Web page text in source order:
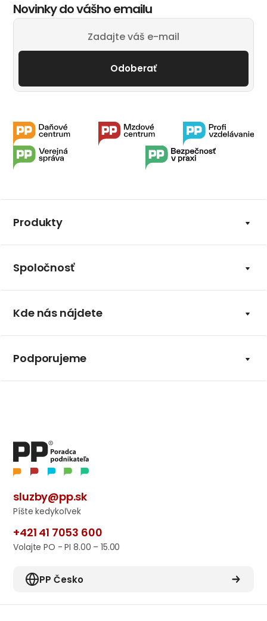
Novinky do vášho emailu
Odoberať
Produkty
Spoločnosť
Kde nás nájdete
Podporujeme
sluzby@pp.sk
Píšte kedykoľvek
+421 41 7053 600
Volajte PO - PI 8.00 – 15.00
PP Česko